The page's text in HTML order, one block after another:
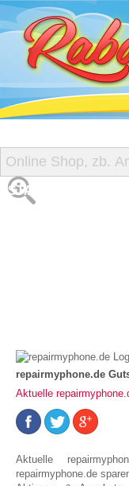
START
repairmyphone.de
Aktuelle
Aktuelle
repairmyphone.de